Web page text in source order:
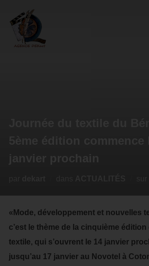
«Mode, développement et nouvelles
c’est le thème de la cinquième
textile, qui s’ouvrent le 14 janvier
jusqu’au 17 janvier au Novotel à